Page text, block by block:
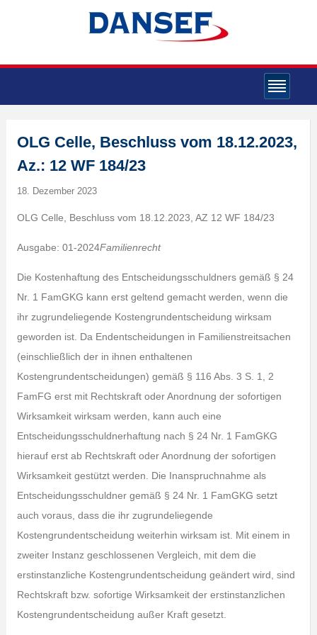
OLG Celle, Beschluss vom 18.12.2023,
Az.: 12 WF 184/23
18. Dezember 2023
OLG Celle, Beschluss vom 18.12.2023, AZ 12 WF 184/23
Ausgabe: 01-2024Familienrecht
Die Kostenhaftung des Entscheidungsschuldners gemäß § 24
Nr. 1 FamGKG kann erst geltend gemacht werden, wenn die
ihr zugrundeliegende Kostengrundentscheidung wirksam
geworden ist. Da Endentscheidungen in Familienstreitsachen
(einschließlich der in ihnen enthaltenen
Kostengrundentscheidungen) gemäß § 116 Abs. 3 S. 1, 2
FamFG erst mit Rechtskraft oder Anordnung der sofortigen
Wirksamkeit wirksam werden, kann auch eine
Entscheidungsschuldnerhaftung nach § 24 Nr. 1 FamGKG
hierauf erst ab Rechtskraft oder Anordnung der sofortigen
Wirksamkeit gestützt werden. Die Inanspruchnahme als
Entscheidungsschuldner gemäß § 24 Nr. 1 FamGKG setzt
auch voraus, dass die ihr zugrundeliegende
Kostengrundentscheidung weiterhin wirksam ist. Mit einem in
zweiter Instanz geschlossenen Vergleich, mit dem die
erstinstanzliche Kostengrundentscheidung geändert wird, sind
Rechtskraft bzw. sofortige Wirksamkeit der erstinstanzlichen
Kostengrundentscheidung außer Kraft gesetzt.